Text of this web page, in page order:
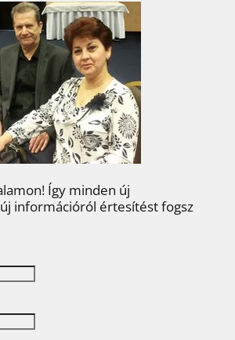
t
e
r
e
e
s
t
e
d
I
n
a
e
g
Így minden új
információról értesítést fogsz